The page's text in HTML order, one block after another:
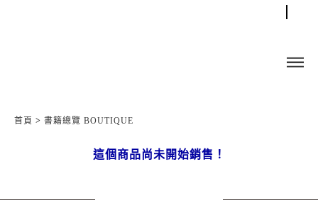
首頁 > 書籍總覽 BOUTIQUE
這個商品尚未開始銷售！